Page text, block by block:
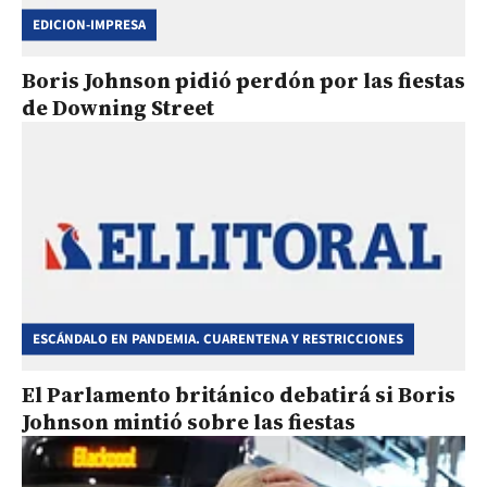
EDICION-IMPRESA
Boris Johnson pidió perdón por las fiestas
de Downing Street
ESCÁNDALO EN PANDEMIA. CUARENTENA Y RESTRICCIONES
El Parlamento británico debatirá si Boris
Johnson mintió sobre las fiestas